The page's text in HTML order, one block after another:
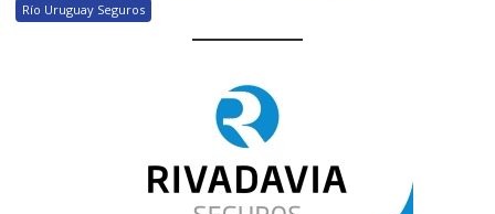
Río Uruguay Seguros